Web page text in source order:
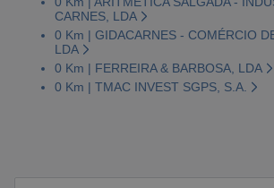
CARNES, LDA
0 Km | GIDACARNES - COMÉRCIO
LDA
0 Km | FERREIRA & BARBOSA, LDA
0 Km | TMAC INVEST SGPS, S.A.